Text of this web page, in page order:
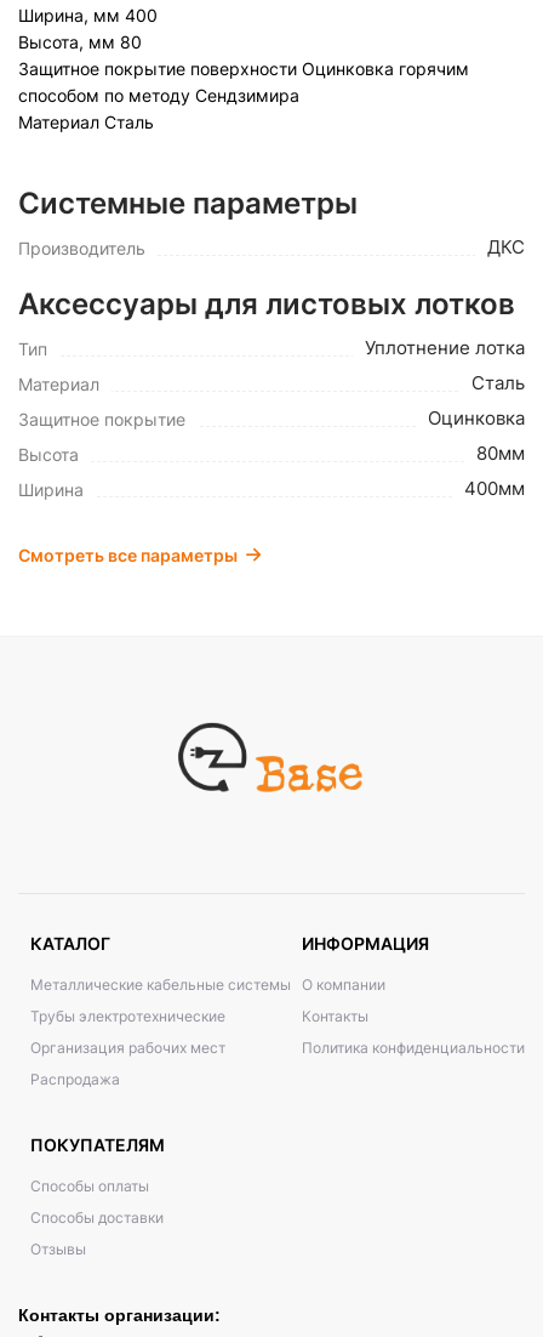
Ширина, мм 400
Высота, мм 80
Защитное покрытие поверхности Оцинковка горячим
способом по методу Сендзимира
Материал Сталь
Системные параметры
Производитель ДКС
Аксессуары для листовых лотков
Тип Уплотнение лотка
Материал Сталь
Защитное покрытие Оцинковка
Высота 80мм
Ширина 400мм
Смотреть все параметры
КАТАЛОГ
Металлические кабельные системы
Трубы электротехнические
Организация рабочих мест
Распродажа
ИНФОРМАЦИЯ
О компании
Контакты
Политика конфиденциальности
ПОКУПАТЕЛЯМ
Способы оплаты
Способы доставки
Отзывы
Контакты организации: